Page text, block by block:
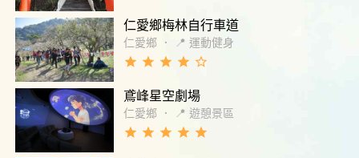
仁愛鄉梅林自行車道
仁愛鄉 ． 📍 運動健身
grade grade grade grade star_border
鳶峰星空劇場
仁愛鄉 ． 📍 遊憩景區
grade grade grade grade grade